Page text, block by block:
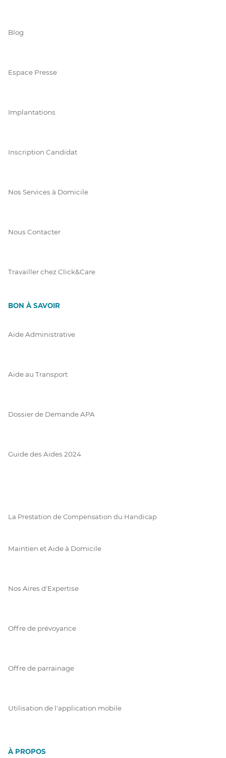
Blog
Espace Presse
Implantations
Inscription Candidat
Nos Services à Domicile
Nous Contacter
Travailler chez Click&Care
BON À SAVOIR
Aide Administrative
Aide au Transport
Dossier de Demande APA
Guide des Aides 2024
La Prestation de Compensation du Handicap
Maintien et Aide à Domicile
Nos Aires d'Expertise
Offre de prévoyance
Offre de parrainage
Utilisation de l'application mobile
À PROPOS